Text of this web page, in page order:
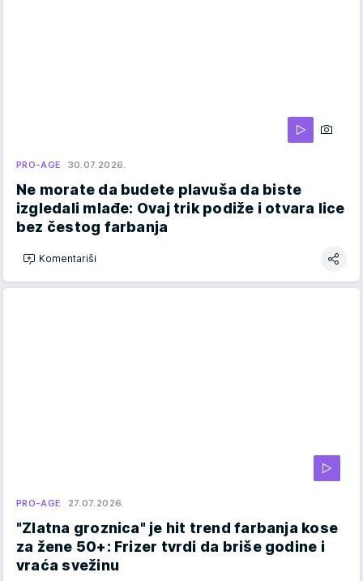
PRO-AGE 30.07.2026.
Ne morate da budete plavuša da biste
izgledali mlađe: Ovaj trik podiže i otvara lice
bez čestog farbanja
Komentariši
PRO-AGE 27.07.2026.
"Zlatna groznica" je hit trend farbanja kose
za žene 50+: Frizer tvrdi da briše godine i
vraća svežinu